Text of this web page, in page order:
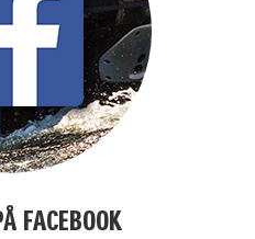
FACEBOOK